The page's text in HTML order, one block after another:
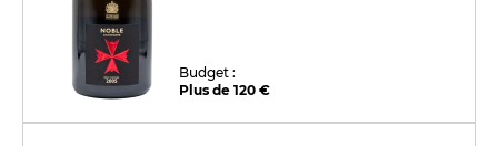
Budget :
Plus de 120 €